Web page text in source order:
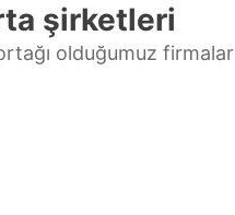
şirketleri
olduğumuz firmalar